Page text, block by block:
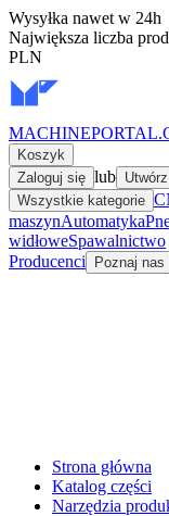
Wysyłka nawet w 24h
Największa liczba
PLN
MACHINEPORTAL
Koszyk
Zaloguj się lub
Wszystkie kategorie
maszynAutomatyka
widłoweSpawalnictwo
Producenci
Poznaj nas
Strona główna
Katalog części
Narzędzia